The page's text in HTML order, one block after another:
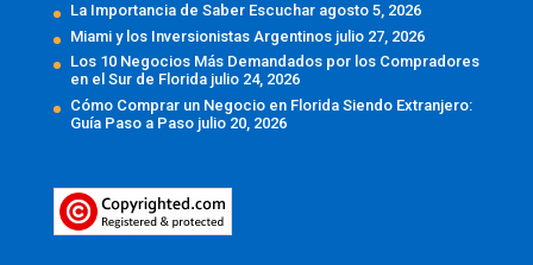
La Importancia de Saber Escuchar agosto 5, 2026
Miami y los Inversionistas Argentinos julio 27, 2026
Los 10 Negocios Más Demandados por los Compradores
en el Sur de Florida julio 24, 2026
Cómo Comprar un Negocio en Florida Siendo Extranjero:
Guía Paso a Paso julio 20, 2026